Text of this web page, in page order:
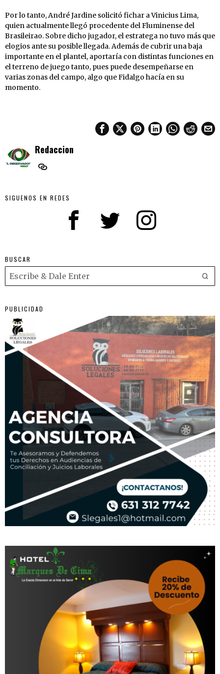
Por lo tanto, André Jardine solicitó fichar a Vinicius Lima,
quien actualmente llegó procedente del Fluminense del
Brasileirao. Sobre dicho jugador, el estratega no tuvo más que
elogios ante su posible llegada. Además de cubrir una baja
importante en el plantel, aportaría con distintas funciones en
el terreno de juego tanto, pues puede desempeñarse en
varias zonas del campo, algo que Fidalgo hacía en su
momento.
Redaccion
SIGUENOS EN REDES
BUSCAR
PUBLICIDAD